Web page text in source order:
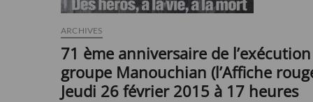
ARCHIVES
71 ème anniversaire de
groupe Manouchian (l’Affiche
Jeudi 26 février 2015 à 17 heures